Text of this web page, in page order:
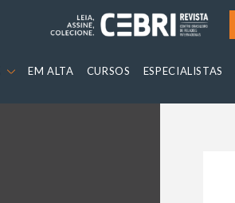
EM ALTA CURSOS ESPECIALISTAS